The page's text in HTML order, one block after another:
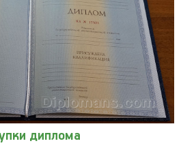
диплома